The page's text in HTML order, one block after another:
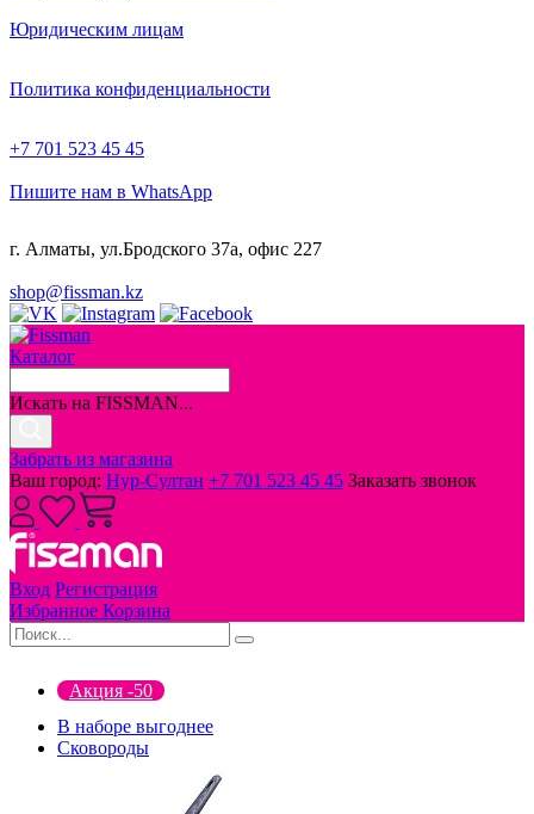
Юридическим лицам
Политика конфиденциальности
+7 701 523 45 45
Пишите нам в WhatsApp
г. Алматы, ул.Бродского 37а, офис 227
shop@fissman.kz
Каталог
Искать на FISSMAN...
Забрать из магазина
Ваш город: Нур-Султан +7 701 523 45 45 Заказать звонок
Вход Регистрация
Избранное Корзина
Акция -50
В наборе выгоднее
Сковороды